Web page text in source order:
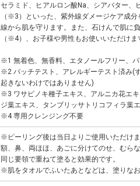
セラミド、ヒアルロン酸Na、シアバター、
（※3）といった、紫外線ダメージケア成
線から肌を守ります。また、石けんで肌に
（※4）、お子様や男性もお使いいただけま
※1 無着色、無香料、エタノールフリー、
※2 パッチテスト、アレルギーテスト済み(
起きないわけではありません)
※3 ワサビノキ種子エキス、アルニカ花エ
ジ葉エキス、タンブリッサトリコフィラ葉
※4 専用クレンジング不要
※ピーリング後は当日よりご使用いただけ
額、鼻、両ほほ、あごに分けてのせ、むら
同じ要領で重ねて塗ると効果的です。
※肌をタオルでふいたあとなどは、塗りなお